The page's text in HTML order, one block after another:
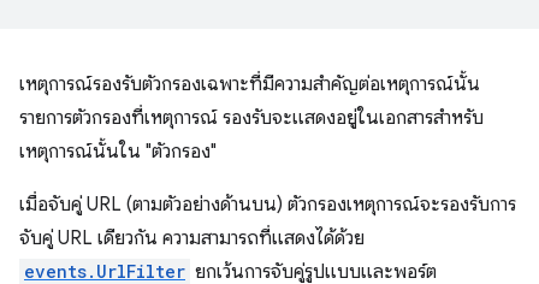
เหตุการณ์รองรับตัวกรองเฉพาะที่มีความสำคัญต่อเหตุการณ์นั้น
รายการตัวกรองที่เหตุการณ์ รองรับจะแสดงอยู่ในเอกสารสำหรับ
เหตุการณ์นั้นใน "ตัวกรอง"
เมื่อจับคู่ URL (ตามตัวอย่างด้านบน) ตัวกรองเหตุการณ์จะรองรับการ
จับคู่ URL เดียวกัน ความสามารถที่แสดงได้ด้วย
events.UrlFilter ยกเว้นการจับคู่รูปแบบและพอร์ต